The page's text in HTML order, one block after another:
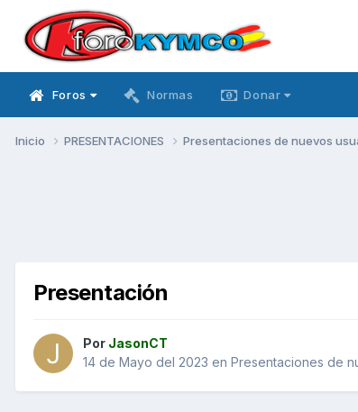
Foros Normas Donar
Inicio PRESENTACIONES Presentaciones de nuevos
Presentación
Por JasonCT
14 de Mayo del 2023 en Presentaciones de